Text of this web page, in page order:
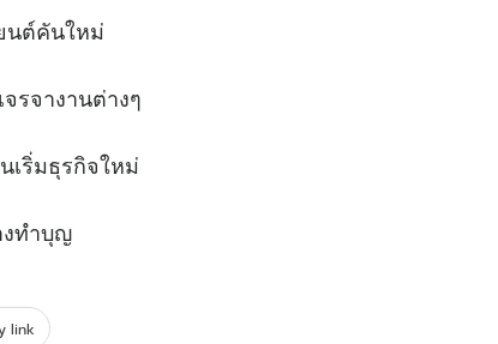
นต์คันใหม่
รจางานต่างๆ
เริ่มธุรกิจใหม่
งทำบุญ
link